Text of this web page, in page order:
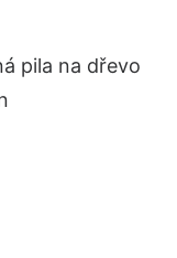
pila na dřevo